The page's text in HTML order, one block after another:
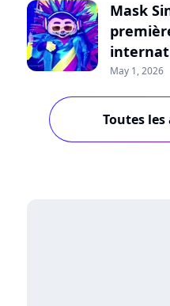
Mask
May 1, 2026
Toutes